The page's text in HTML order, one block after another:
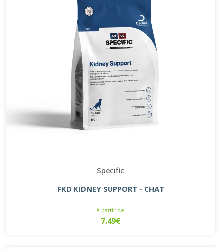
Specific
FKD KIDNEY SUPPORT - CHAT
à partir de
7.49€